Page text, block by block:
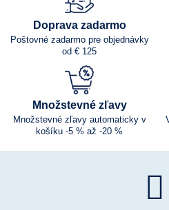
Doprava zadarmo
Poštovné zadarmo pre objednávky
od € 125
Množstevné zľavy
Množstevné zľavy automaticky v
košíku -5 % až -20 %